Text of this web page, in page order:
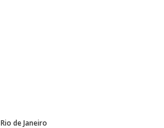
Rio de Janeiro